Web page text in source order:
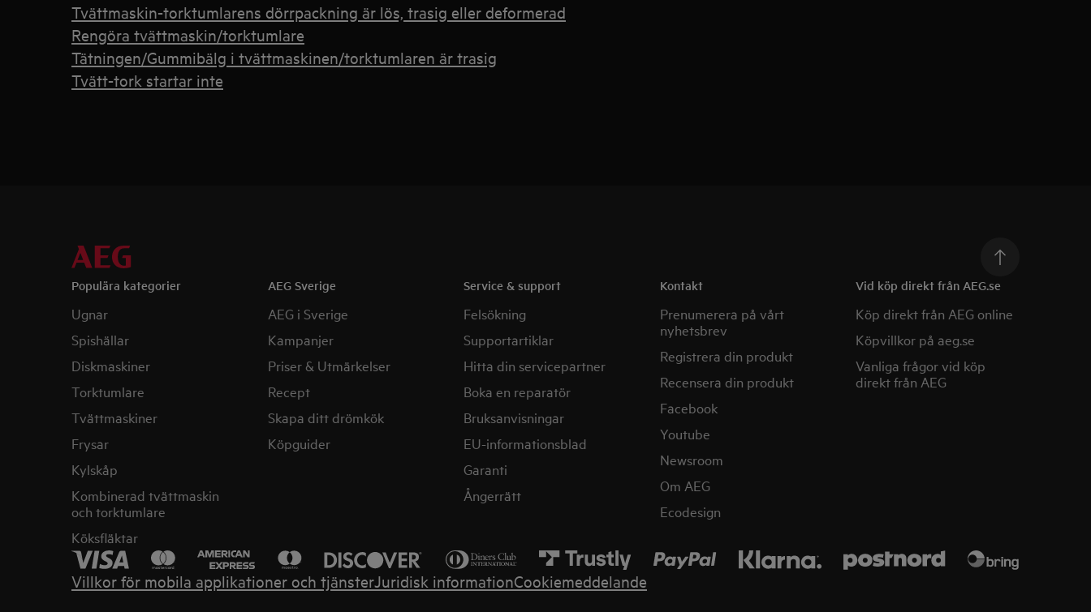
Tvättmaskin-torktumlarens dörrpackning är lös, trasig eller deformerad
Rengöra tvättmaskin/torktumlare
Tätningen/Gummibälg i tvättmaskinen/torktumlaren är trasig
Tvätt-tork startar inte
Populära kategorier
Ugnar
Spishällar
Diskmaskiner
Torktumlare
Tvättmaskiner
Frysar
Kylskåp
Kombinerad tvättmaskin
och torktumlare
Köksfläktar
AEG Sverige
AEG i Sverige
Kampanjer
Priser & Utmärkelser
Recept
Skapa ditt drömkök
Köpguider
Service & support
Felsökning
Supportartiklar
Hitta din servicepartner
Boka en reparatör
Bruksanvisningar
EU-informationsblad
Garanti
Ångerrätt
Kontakt
Prenumerera på vårt
nyhetsbrev
Registrera din produkt
Recensera din produkt
Facebook
Youtube
Newsroom
Om AEG
Ecodesign
Vid köp direkt från AEG.se
Köp direkt från AEG online
Köpvillkor på aeg.se
Vanliga frågor vid köp
direkt från AEG
Villkor för mobila applikationer och tjänsterJuridisk informationCookiemeddelande